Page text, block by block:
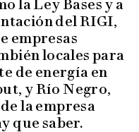
la Ley Bases y a
del RIGI,
empresas
locales para
de energía en
y Río Negro,
la empresa
que saber.